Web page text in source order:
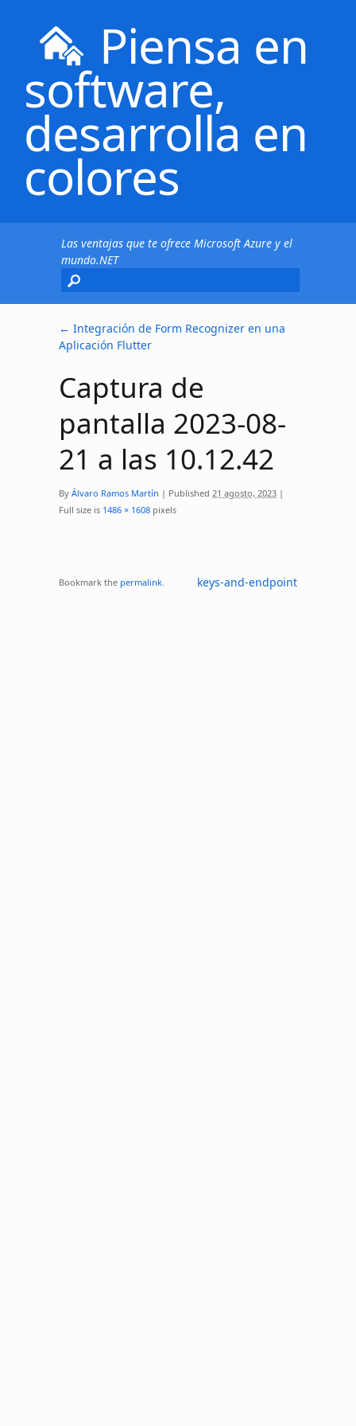
Piensa en
software,
desarrolla en
colores
Las ventajas que te ofrece Microsoft Azure y el
mundo.NET
← Integración de Form Recognizer en una
Aplicación Flutter
Captura de
pantalla 2023-08-
21 a las 10.12.42
By Álvaro Ramos Martín | Published 21 agosto, 2023 |
Full size is 1486 × 1608 pixels
keys-and-endpoint
Bookmark the permalink